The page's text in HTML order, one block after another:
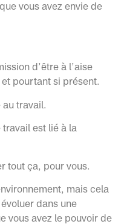
vous avez envie de
d’être à l’aise
pourtant si présent.
travail.
est lié à la
tout ça, pour vous.
mais cela
dans une
vous avez le pouvoir de